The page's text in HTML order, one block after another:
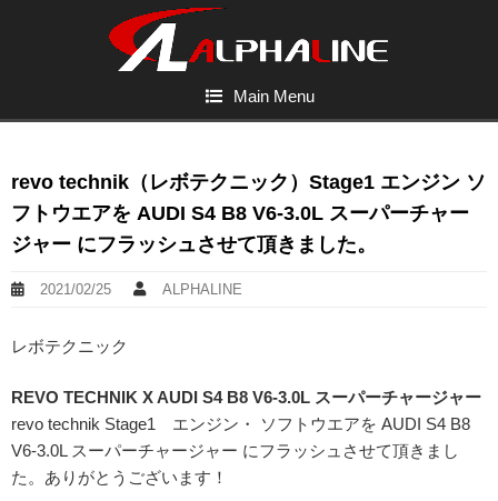
Main Menu
revo technik（レボテクニック）Stage1 エンジン ソ
フトウエアを AUDI S4 B8 V6-3.0L スーパーチャー
ジャー にフラッシュさせて頂きました。
2021/02/25 ALPHALINE
レボテクニック
REVO TECHNIK X AUDI S4 B8 V6-3.0L スーパーチャージャー
revo technik Stage1 エンジン・ ソフトウエアを AUDI S4 B8
V6-3.0L スーパーチャージャー にフラッシュさせて頂きまし
た。ありがとうございます！